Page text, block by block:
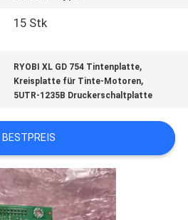
15 Stk
RYOBI XL GD 754 Tintenplatte,
Kreisplatte für Tinte-Motoren,
5UTR-1235B Druckerschaltplatte
BESTPREIS